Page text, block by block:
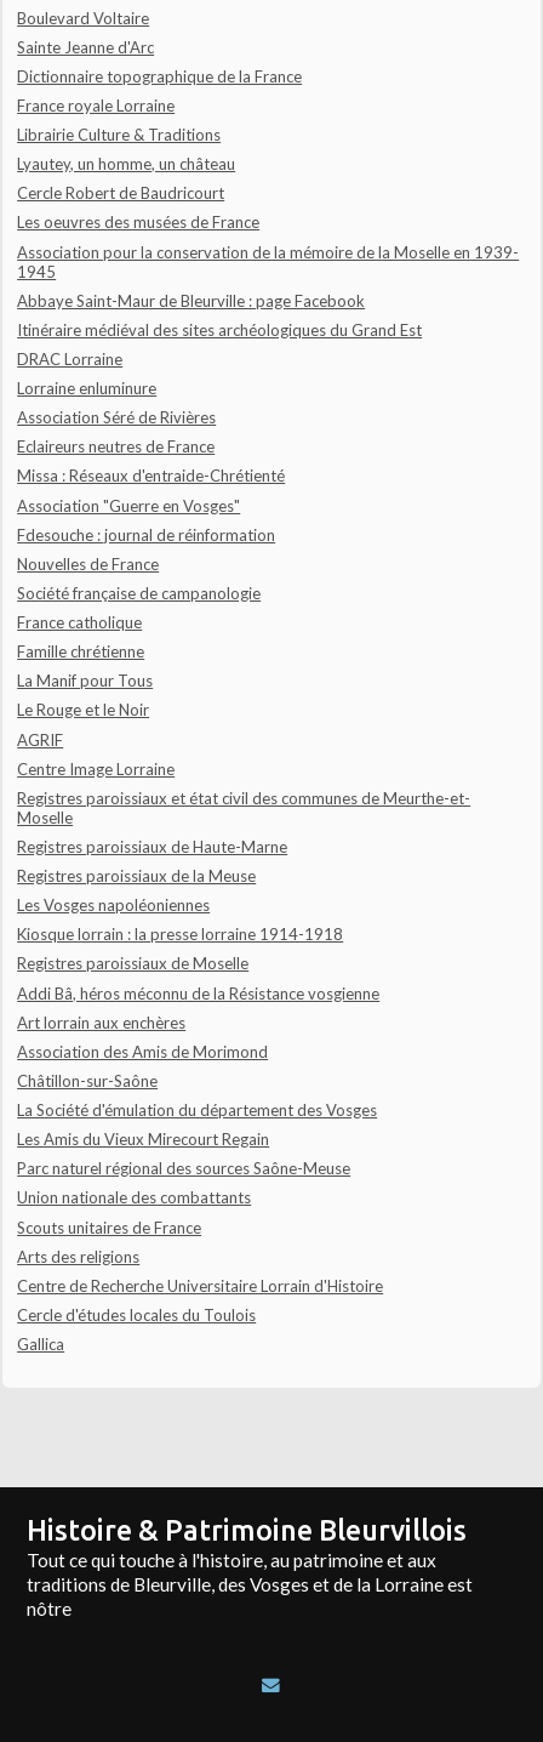
Boulevard Voltaire
Sainte Jeanne d'Arc
Dictionnaire topographique de la France
France royale Lorraine
Librairie Culture & Traditions
Lyautey, un homme, un château
Cercle Robert de Baudricourt
Les oeuvres des musées de France
Association pour la conservation de la mémoire de la Moselle en 1939-
1945
Abbaye Saint-Maur de Bleurville : page Facebook
Itinéraire médiéval des sites archéologiques du Grand Est
DRAC Lorraine
Lorraine enluminure
Association Séré de Rivières
Eclaireurs neutres de France
Missa : Réseaux d'entraide-Chrétienté
Association "Guerre en Vosges"
Fdesouche : journal de réinformation
Nouvelles de France
Société française de campanologie
France catholique
Famille chrétienne
La Manif pour Tous
Le Rouge et le Noir
AGRIF
Centre Image Lorraine
Registres paroissiaux et état civil des communes de Meurthe-et-
Moselle
Registres paroissiaux de Haute-Marne
Registres paroissiaux de la Meuse
Les Vosges napoléoniennes
Kiosque lorrain : la presse lorraine 1914-1918
Registres paroissiaux de Moselle
Addi Bâ, héros méconnu de la Résistance vosgienne
Art lorrain aux enchères
Association des Amis de Morimond
Châtillon-sur-Saône
La Société d'émulation du département des Vosges
Les Amis du Vieux Mirecourt Regain
Parc naturel régional des sources Saône-Meuse
Union nationale des combattants
Scouts unitaires de France
Arts des religions
Centre de Recherche Universitaire Lorrain d'Histoire
Cercle d'études locales du Toulois
Gallica
Histoire & Patrimoine Bleurvillois
Tout ce qui touche à l'histoire, au patrimoine et aux
traditions de Bleurville, des Vosges et de la Lorraine est
nôtre